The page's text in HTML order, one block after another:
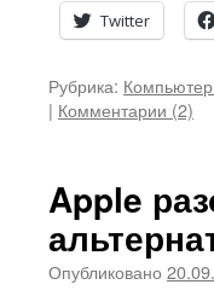
Twitter
Рубрика:
| Комментарии (2)
Apple
Опубликовано